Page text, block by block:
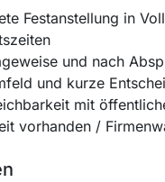
Festanstellung in
und nach
und kurze
mit
vorhanden /